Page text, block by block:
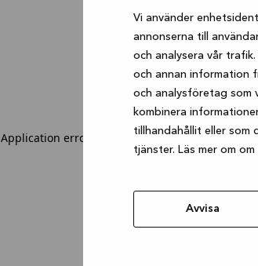
Vi använder
annonserna till
och analysera vår
och annan information
och analysföretag som
kombinera
tillhandahållit eller som
tjänster. Läs mer om om
Avvisa
Application error: a client-side exception has